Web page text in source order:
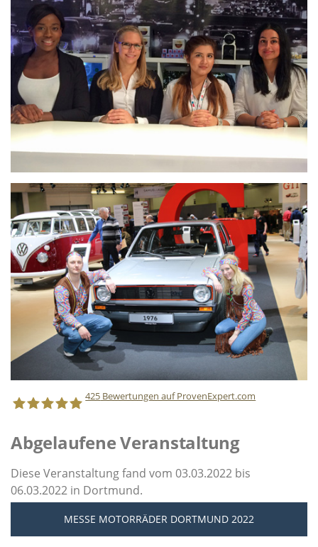
Staff Direct GmbH
425 Bewertungen auf ProvenExpert.com
Abgelaufene Veranstaltung
Diese Veranstaltung fand vom 03.03.2022 bis
06.03.2022 in Dortmund.
MESSE MOTORRÄDER DORTMUND 2022